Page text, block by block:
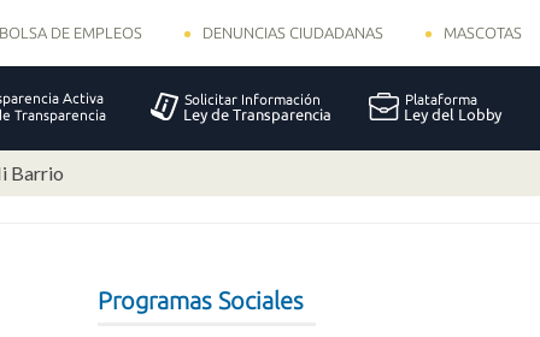
BOLSA DE EMPLEOS DENUNCIAS CIUDADANAS MASCOTAS
Barrio
Programas Sociales